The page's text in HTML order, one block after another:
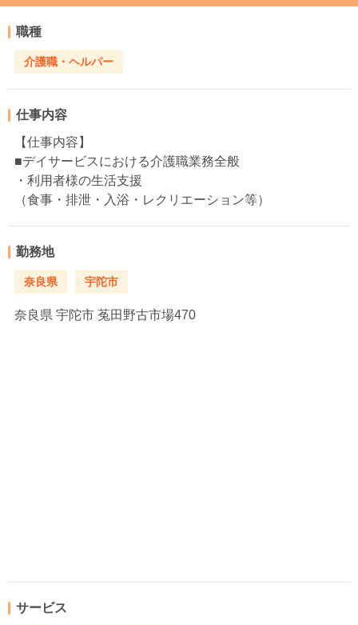
職種
介護職・ヘルパー
仕事内容
【仕事内容】
■デイサービスにおける介護職業務全般
・利用者様の生活支援
（食事・排泄・入浴・レクリエーション等）
勤務地
奈良県 宇陀市
奈良県 宇陀市 菟田野古市場470
サービス